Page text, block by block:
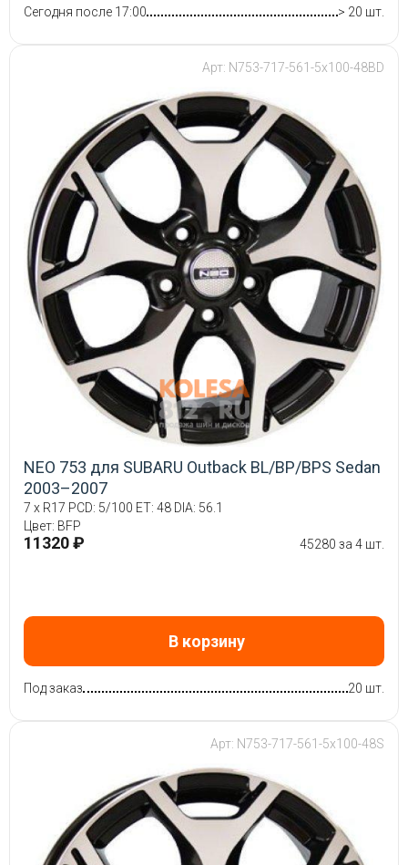
Сегодня после 17:00 > 20 шт.
Арт: N753-717-561-5x100-48BD
NEO 753 для SUBARU Outback BL/BP/BPS Sedan
2003–2007
7 x R17 PCD: 5/100 ET: 48 DIA: 56.1
Цвет: BFP
11320 ₽ 45280 за 4 шт.
В корзину
Под заказ 20 шт.
Арт: N753-717-561-5x100-48S